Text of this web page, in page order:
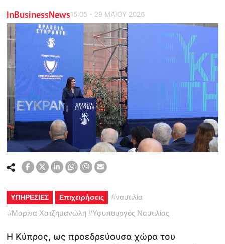
InBusinessNews15:05 - 29 ΜΑΪ́ΟΥ 2026
ΥΠΗΡΕΣΙΕΣ Επιχειρήσεις #ναυτιλία
#Μαρίνα Χατζημανώλη #Υφυπουργός Ναυτιλίας
Η Κύπρος, ως προεδρεύουσα χώρα του